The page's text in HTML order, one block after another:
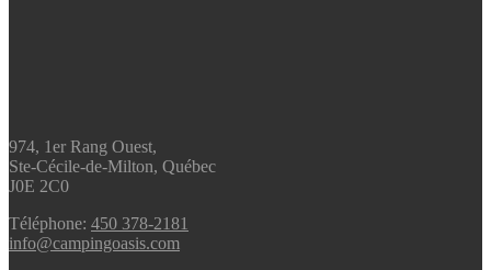
974, 1er Rang Ouest,
Ste-Cécile-de-Milton, Québec
J0E 2C0
Téléphone: 450 378-2181
info@campingoasis.com